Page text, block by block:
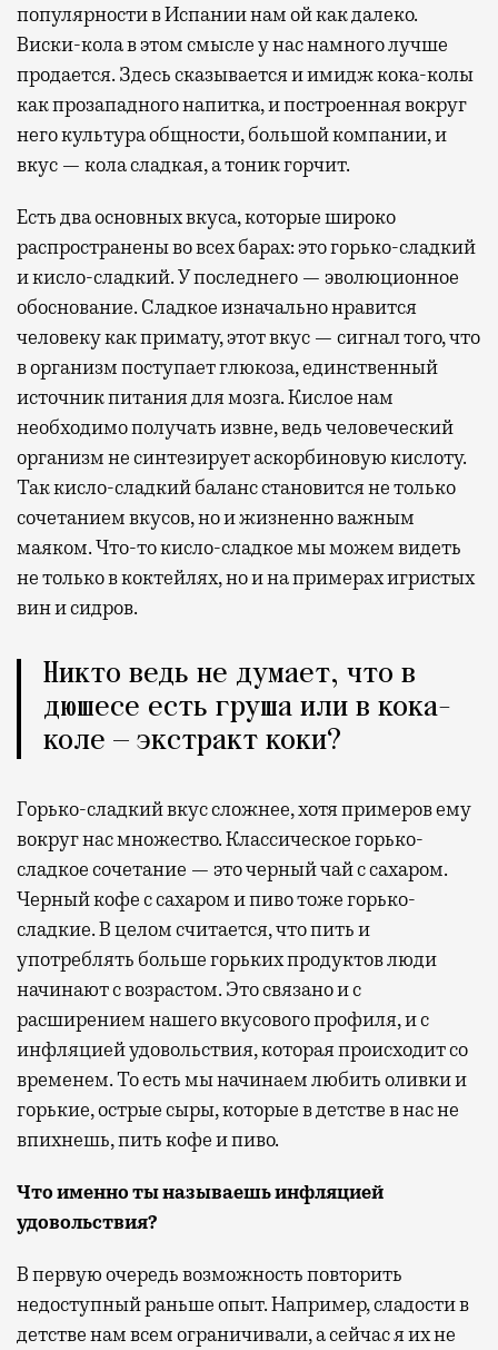
популярности в Испании нам ой как далеко.
Виски-кола в этом смысле у нас намного лучше
продается. Здесь сказывается и имидж кока-колы
как прозападного напитка, и построенная вокруг
него культура общности, большой компании, и
вкус — кола сладкая, а тоник горчит.
Есть два основных вкуса, которые широко
распространены во всех барах: это горько-сладкий
и кисло-сладкий. У последнего — эволюционное
обоснование. Сладкое изначально нравится
человеку как примату, этот вкус — сигнал того, что
в организм поступает глюкоза, единственный
источник питания для мозга. Кислое нам
необходимо получать извне, ведь человеческий
организм не синтезирует аскорбиновую кислоту.
Так кисло-сладкий баланс становится не только
сочетанием вкусов, но и жизненно важным
маяком. Что-то кисло-сладкое мы можем видеть
не только в коктейлях, но и на примерах игристых
вин и сидров.
Никто ведь не думает, что в
дюшесе есть груша или в кока-
коле — экстракт коки?
Горько-сладкий вкус сложнее, хотя примеров ему
вокруг нас множество. Классическое горько-
сладкое сочетание — это черный чай с сахаром.
Черный кофе с сахаром и пиво тоже горько-
сладкие. В целом считается, что пить и
употреблять больше горьких продуктов люди
начинают с возрастом. Это связано и с
расширением нашего вкусового профиля, и с
инфляцией удовольствия, которая происходит со
временем. То есть мы начинаем любить оливки и
горькие, острые сыры, которые в детстве в нас не
впихнешь, пить кофе и пиво.
Что именно ты называешь инфляцией
удовольствия?
В первую очередь возможность повторить
недоступный раньше опыт. Например, сладости в
детстве нам всем ограничивали, а сейчас я их не